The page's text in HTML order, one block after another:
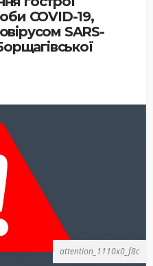
COVID-19,
SARS-
attention_1110x0_f8c